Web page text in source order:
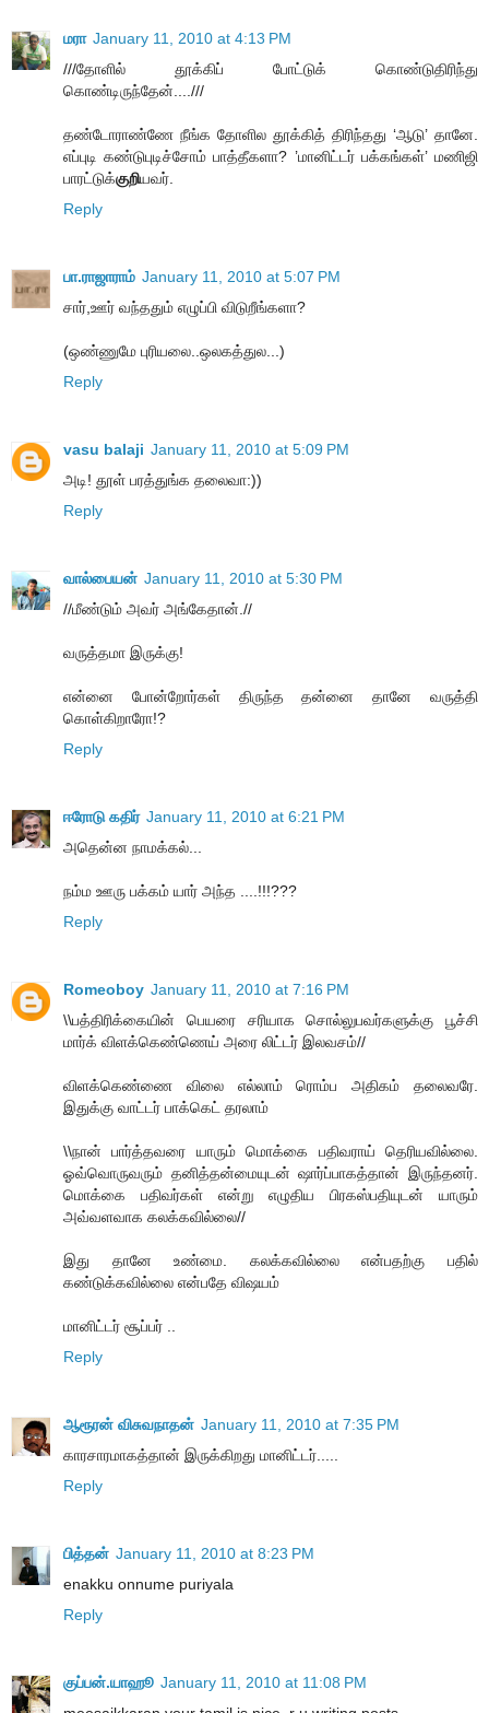
மரா January 11, 2010 at 4:13 PM
///தோளில் தூக்கிப் போட்டுக் கொண்டுதிரிந்து
கொண்டிருந்தேன்....///
தண்டோராண்ணே நீங்க தோளில தூக்கித் திரிந்தது ‘ஆடு’ தானே.
எப்புடி கண்டுபுடிச்சோம் பாத்தீகளா? ’மானிட்டர் பக்கங்கள்’ மணிஜி
பாரட்டுக்குறியவர்.
Reply
பா.ராஜாராம் January 11, 2010 at 5:07 PM
சார்,ஊர் வந்ததும் எழுப்பி விடுறீங்களா?
(ஒண்ணுமே புரியலை..ஒலகத்துல...)
Reply
vasu balaji January 11, 2010 at 5:09 PM
அடி! தூள் பரத்துங்க தலைவா:))
Reply
வால்பையன் January 11, 2010 at 5:30 PM
//மீண்டும் அவர் அங்கேதான்.//
வருத்தமா இருக்கு!
என்னை போன்றோர்கள் திருந்த தன்னை தானே வருத்தி
கொள்கிறாரோ!?
Reply
ஈரோடு கதிர் January 11, 2010 at 6:21 PM
அதென்ன நாமக்கல்...
நம்ம ஊரு பக்கம் யார் அந்த ....!!!???
Reply
Romeoboy January 11, 2010 at 7:16 PM
\\பத்திரிக்கையின் பெயரை சரியாக சொல்லுபவர்களுக்கு பூச்சி
மார்க் விளக்கெண்ணெய் அரை லிட்டர் இலவசம்//
விளக்கெண்ணை விலை எல்லாம் ரொம்ப அதிகம் தலைவரே.
இதுக்கு வாட்டர் பாக்கெட் தரலாம்
\\நான் பார்த்தவரை யாரும் மொக்கை பதிவராய் தெரியவில்லை.
ஓவ்வொருவரும் தனித்தன்மையுடன் ஷார்ப்பாகத்தான் இருந்தனர்.
மொக்கை பதிவர்கள் என்று எழுதிய பிரகஸ்பதியுடன் யாரும்
அவ்வளவாக கலக்கவில்லை//
இது தானே உண்மை. கலக்கவில்லை என்பதற்கு பதில்
கண்டுக்கவில்லை என்பதே விஷயம்
மானிட்டர் சூப்பர் ..
Reply
ஆரூரன் விசுவநாதன் January 11, 2010 at 7:35 PM
காரசாரமாகத்தான் இருக்கிறது மானிட்டர்.....
Reply
பித்தன் January 11, 2010 at 8:23 PM
enakku onnume puriyala
Reply
குப்பன்.யாஹூ January 11, 2010 at 11:08 PM